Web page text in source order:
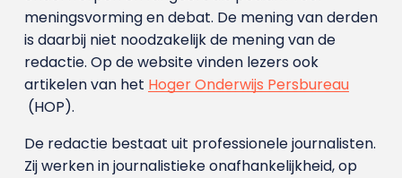
meningsvorming en debat. De mening van derden
is daarbij niet noodzakelijk de mening van de
redactie. Op de website vinden lezers ook
artikelen van het Hoger Onderwijs Persbureau
(HOP).
De redactie bestaat uit professionele journalisten.
Zij werken in journalistieke onafhankelijkheid, op